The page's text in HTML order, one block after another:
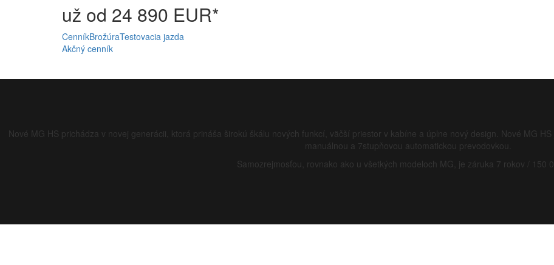
už od 24 890 EUR*
CenníkBrožúraTestovacia jazda
Akčný cenník
Nové MG HS prichádza v novej generácii, ktorá prináša širokú škálu nových funkcí, väčší priestor v kabíne a úplne nový design. Nové MG
manuálnou a 7stupňovou automatickou prevodovkou.
Samozrejmosťou, rovnako ako u všetkých modeloch MG, je záruka 7 rokov / 150